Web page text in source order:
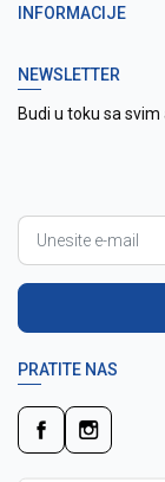
INFORMACIJE
NEWSLETTER
Budi u toku sa
PRATITE NAS